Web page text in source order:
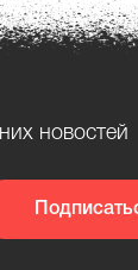
новостей